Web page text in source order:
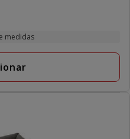
medidas